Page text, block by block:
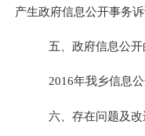
产生政府信息公开事务
五、政府信息公
2016年我乡信息
六、存在问题及